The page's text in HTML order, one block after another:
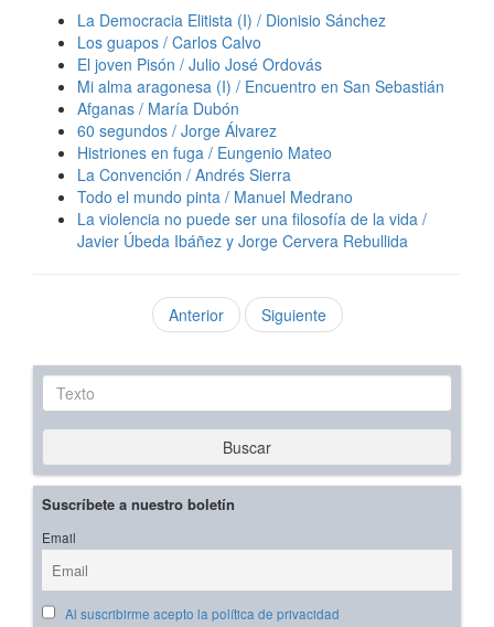
La Democracia Elitista (I) / Dionisio Sánchez
Los guapos / Carlos Calvo
El joven Pisón / Julio José Ordovás
Mi alma aragonesa (I) / Encuentro en San Sebastián
Afganas / María Dubón
60 segundos / Jorge Álvarez
Histriones en fuga / Eungenio Mateo
La Convención / Andrés Sierra
Todo el mundo pinta / Manuel Medrano
La violencia no puede ser una filosofía de la vida /
Javier Úbeda Ibáñez y Jorge Cervera Rebullida
Anterior Siguiente
Texto
Buscar
Suscríbete a nuestro boletín
Email
Al suscribirme acepto la política de privacidad